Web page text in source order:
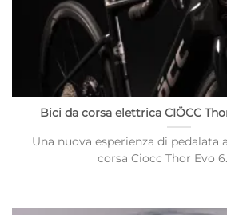
Bici da corsa elettrica CIÖCC
Una nuova esperienza di pedalata
corsa Ciocc Thor Evo